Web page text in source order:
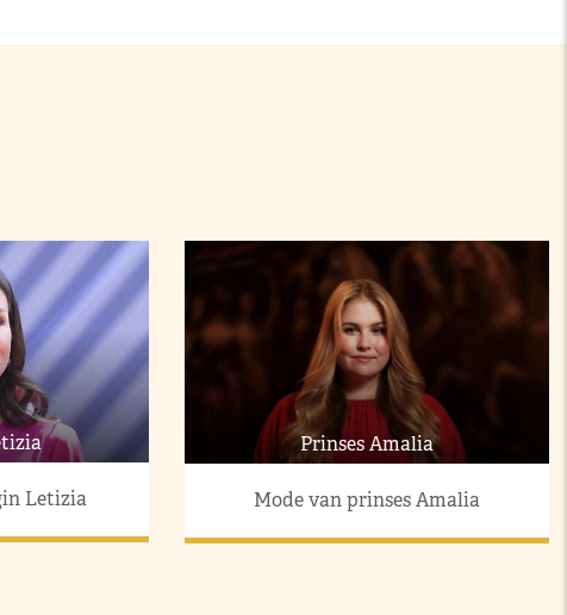
Letizia
Prinses Amalia
Mode van prinses Amalia